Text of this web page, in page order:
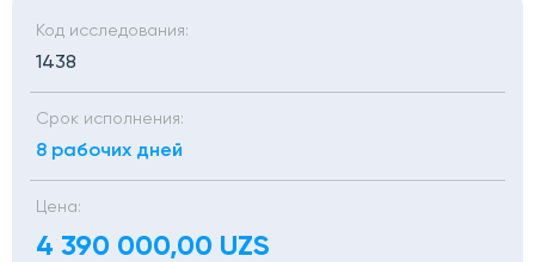
Код исследования:
1438
Срок исполнения:
8 рабочих дней
Цена:
4 390 000,00 UZS